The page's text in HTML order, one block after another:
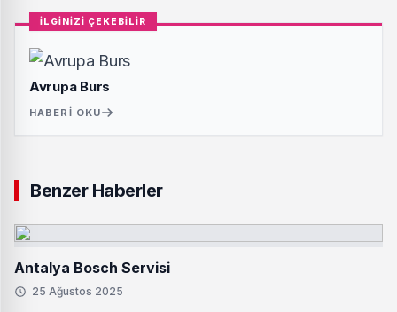
İLGİNİZİ ÇEKEBİLİR
Avrupa Burs
HABERI OKU
Benzer Haberler
Antalya Bosch Servisi
25 Ağustos 2025